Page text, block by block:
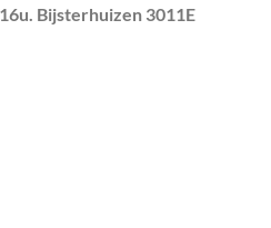
Bijsterhuizen 3011E